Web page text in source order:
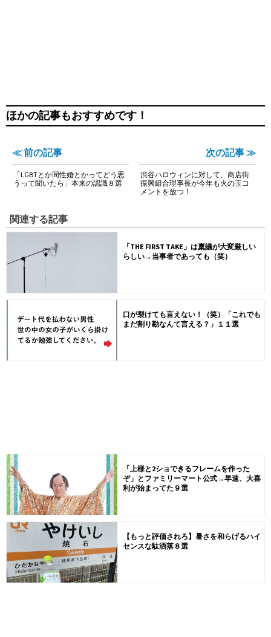
ほかの記事もおすすめです！
≪ 前の記事
「LGBTとか同性婚とかってどう思
うって聞いたら」本来の認識８選
次の記事 ≫
渋谷ハロウィンに対して、商店街
振興組合理事長が今年も火の玉コ
メントを放つ！
関連する記事
「THE FIRST TAKE」は稟議が大変厳しい
らしい→当事者であっても（笑）
口が裂けても言えない！（笑）「これでも
まだ割り勘なんて言える？」１１選
「上様と2ショできるフレームを作った
ぞ」とファミリーマート公式→早速、大喜
利が始まってた９選
【もっと評価されろ】暑さを和らげるハイ
センスな駄洒落８選